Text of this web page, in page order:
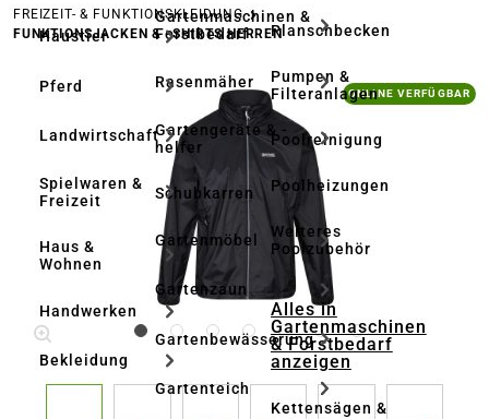
Haustier
Pferd
Landwirtschaft
Spielwaren &
Freizeit
Haus &
Wohnen
Handwerken
Bekleidung
Gartenmaschinen &
Forstbedarf
Rasenmäher
Gartengeräte & -
helfer
Schubkarren
Gartenmöbel
Gartenzaun
Gartenbewässerung
Gartenteich
Planschbecken
Pumpen &
Filteranlagen
Poolreinigung
Poolheizungen
Weiteres
Poolzubehör
Alles in
Gartenmaschinen
& Forstbedarf
anzeigen
Kettensägen &
FREIZEIT- & FUNKTIONSKLEIDUNG
FUNKTIONSJACKEN & -SHIRTS HERREN
Bildergalerie überspringen ONLINE VERFÜGBAR